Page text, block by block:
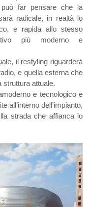
può far pensare che la
radicale, in realtà lo
e rapida allo stesso
più moderno e
il restyling riguarderà
e quella esterna che
struttura attuale.
e tecnologico e
all’interno dell’impianto,
strada che affianca lo